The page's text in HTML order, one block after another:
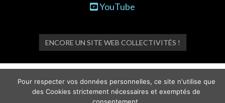
YouTube
ENCORE UN SITE WEB COLLECTIVITÉS !
Pour respecter vos données personnelles, ce site n'utilise que
des Cookies strictement nécessaires et exemptés de